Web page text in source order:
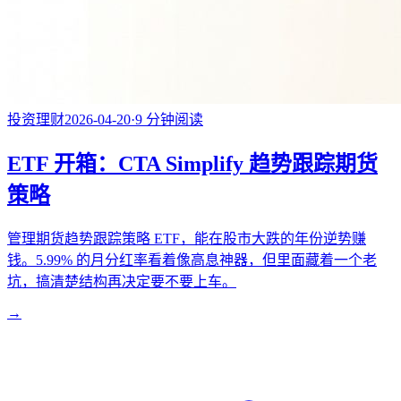
投资理财2026-04-20·9 分钟阅读
ETF 开箱：CTA Simplify 趋势跟踪期货
策略
管理期货趋势跟踪策略 ETF，能在股市大跌的年份逆势赚
钱。5.99% 的月分红率看着像高息神器，但里面藏着一个老
坑，搞清楚结构再决定要不要上车。
→